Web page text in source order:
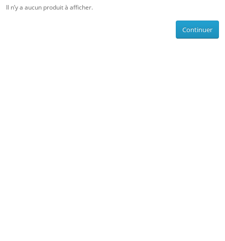
Il n’y a aucun produit à afficher.
Continuer